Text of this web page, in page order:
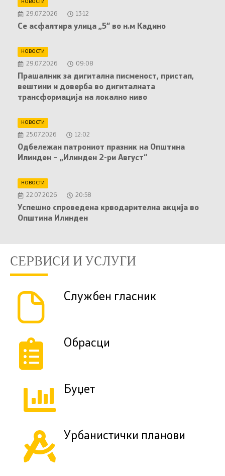
НОВОСТИ
29.07.2026 13:12
Се асфалтира улица „5“ во н.м Кадино
НОВОСТИ
29.07.2026 09:08
Прашалник за дигитална писменост, пристап,
вештини и доверба во дигиталната
трансформација на локално ниво
НОВОСТИ
25.07.2026 12:02
Oдбележан патрониот празник на Општина
Илинден – „Илинден 2-ри Август“
НОВОСТИ
22.07.2026 20:58
Успешно спроведена крводарителна акција во
Општина Илинден
СЕРВИСИ И УСЛУГИ
Службен гласник
Обрасци
Буџет
Урбанистички планови